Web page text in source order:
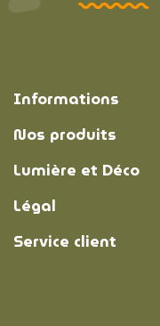
Informations
Nos produits
Lumière et Déco
Légal
Service client